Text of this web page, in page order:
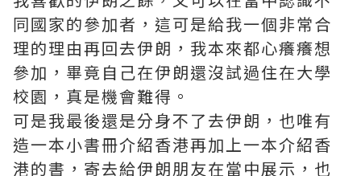
同國家的參加者，這可是給我一個非常合
理的理由再回去伊朗，我本來都心癢癢想
參加，畢竟自己在伊朗還沒試過住在大學
校園，真是機會難得。
可是我最後還是分身不了去伊朗，也唯有
造一本小書冊介紹香港再加上一本介紹香
港的書，寄去給伊朗朋友在當中展示，也